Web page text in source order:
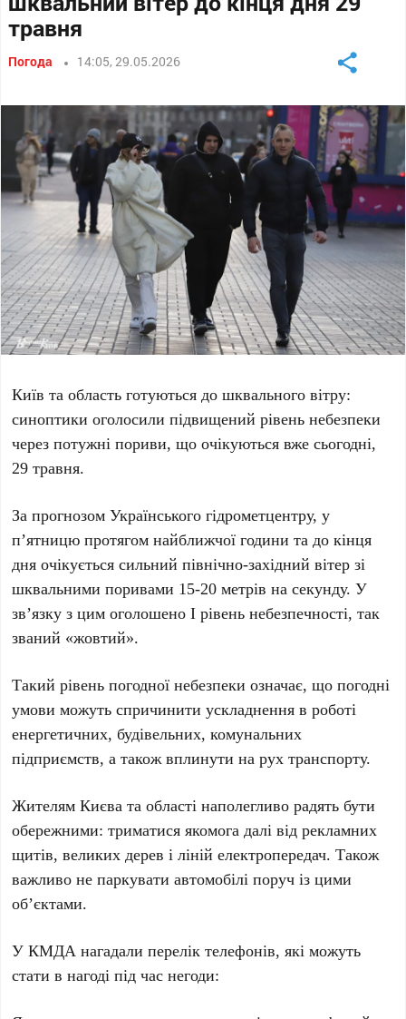
травня
Погода 14:05, 29.05.2026
Київ та область готуються до шквального вітру:
синоптики оголосили підвищений рівень небезпеки
через потужні пориви, що очікуються вжесьогодні,
29 травня.
За прогнозом Українського гідрометцентру, у
п’ятницю протягом найближчої години та до кінця
дня очікується сильний північно-західний вітер зі
шквальними поривами 15-20 метрів на секунду. У
зв’язку з цим оголошеноI рівень небезпечності, так
званий «жовтий».
Такий рівень погодної небезпеки означає, що погодні
умови можуть спричинити ускладнення в роботі
енергетичних, будівельних, комунальних
підприємств, а також вплинути на рух транспорту.
Жителям Києва та області наполегливо радять бути
обережними: триматися якомога далі від рекламних
щитів, великих дерев і ліній електропередач. Також
важливо не паркувати автомобілі поруч із цими
об’єктами.
УКМДА нагадали перелік телефонів, які можуть
стати в нагоді під час негоди: